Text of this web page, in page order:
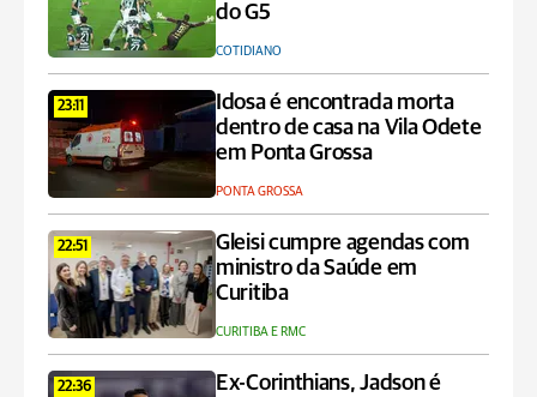
do G5
COTIDIANO
23:11
Idosa é encontrada morta
dentro de casa na Vila Odete
em Ponta Grossa
PONTA GROSSA
22:51
Gleisi cumpre agendas com
ministro da Saúde em
Curitiba
CURITIBA E RMC
22:36 Ex-Corinthians, Jadson é